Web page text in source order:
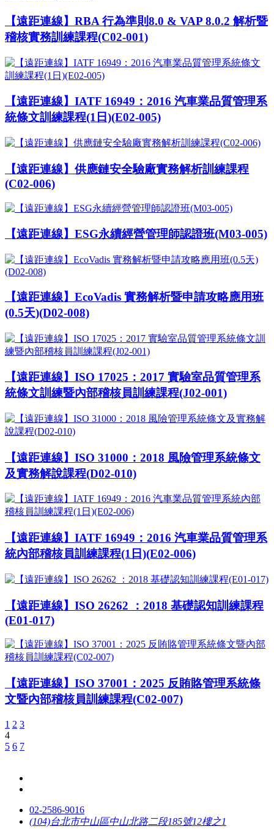
【遠距連線】RBA 行為準則8.0 & VAP 8.0.2 解析暨
稽核實務訓練課程(C02-001)
【遠距連線】IATF 16949：2016 汽車業品質管理系
統條文訓練課程(1日)(E02-005)
【遠距連線】供應鏈安全驗廠實務解析訓練課程
(C02-006)
【遠距連線】ESG永續經營管理師認證班(M03-005)
【遠距連線】EcoVadis 實務解析暨申請攻略應用班
(0.5天)(D02-008)
【遠距連線】ISO 17025：2017 實驗室品質管理系
統條文訓練暨內部稽核員訓練課程(J02-001)
【遠距連線】ISO 31000：2018 風險管理系統條文
及實務解說課程(D02-010)
【遠距連線】IATF 16949：2016 汽車業品質管理系
統內部稽核員訓練課程(1日)(E02-006)
【遠距連線】ISO 26262 ：2018 基礎認知訓練課程
(E01-017)
【遠距連線】ISO 37001：2025 反賄賂管理系統條
文暨內部稽核員訓練課程(C02-007)
1 2 3
4
5 6 7
02-2586-9016
(104)台北市中山區中山北路二段185號12樓之1